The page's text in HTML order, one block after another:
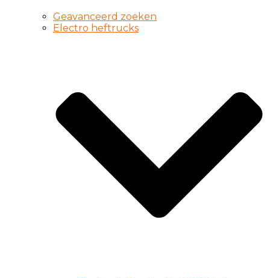
Geavanceerd zoeken
Electro heftrucks